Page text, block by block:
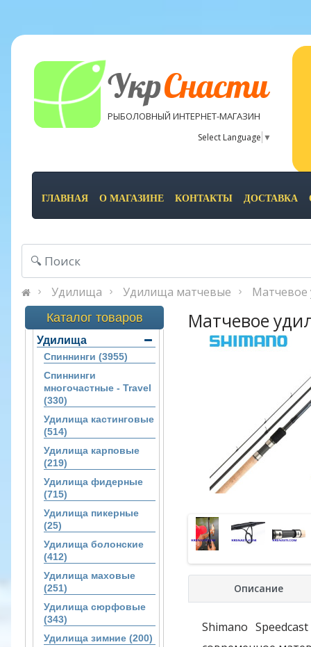
УкрСнасти
РЫБОЛОВНЫЙ ИНТЕРНЕТ-МАГАЗИН
Select Language ▼
ГЛАВНАЯ О МАГАЗИНЕ КОНТАКТЫ ДОСТАВКА
Удилища Удилища матчевые Матчевое
Каталог товаров
Удилища
Спиннинги (3955)
Спиннинги
многочастные - Travel
(330)
Удилища кастинговые
(514)
Удилища карповые
(219)
Удилища фидерные
(715)
Удилища пикерные
(25)
Удилища болонские
(412)
Удилища маховые
(251)
Удилища сюрфовые
(343)
Удилища зимние (200)
Матчевое
Описание
Shimano